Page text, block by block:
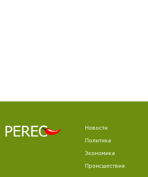
Новости
Политика
Экономика
Происшествия